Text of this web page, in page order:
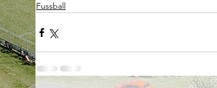
Fussball